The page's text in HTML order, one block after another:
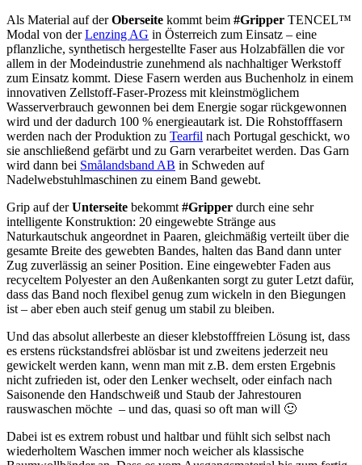
Als Material auf derOberseite kommt beim #Gripper TENCEL™
Modal von derLenzing AG in Österreich zum Einsatz – eine
pflanzliche, synthetisch hergestellte Faser aus Holzabfällen die vor
allem in der Modeindustrie zunehmend als nachhaltiger Werkstoff
zum Einsatz kommt. Diese Fasern werden aus Buchenholz in einem
innovativen Zellstoff-Faser-Prozess mit kleinstmöglichem
Wasserverbrauch gewonnen bei dem Energie sogar rückgewonnen
wird und der dadurch 100 % energieautark ist. Die Rohstofffasern
werden nach der Produktion zu Tearfil nach Portugal geschickt, wo
sie anschließend gefärbt und zu Garn verarbeitet werden. Das Garn
wird dann bei Smålandsband AB in Schweden auf
Nadelwebstuhlmaschinen zu einem Band gewebt.
Grip auf derUnterseite bekommt #Gripper durch eine sehr
intelligente Konstruktion: 20 eingewebte Stränge aus
Naturkautschuk angeordnet in Paaren, gleichmäßig verteilt über die
gesamte Breite des gewebten Bandes, halten das Band dann unter
Zug zuverlässig an seiner Position. Eine eingewebter Faden aus
recyceltem Polyester an den Außenkanten sorgt zu guter Letzt dafür,
dass das Band noch flexibel genug zum wickeln in den Biegungen
ist – aber eben auch steif genug um stabil zu bleiben.
Und das absolut allerbeste an dieser klebstofffreien Lösung ist, dass
es erstens rückstandsfrei ablösbar ist und zweitens jederzeit neu
gewickelt werden kann, wenn man mit z.B. dem ersten Ergebnis
nicht zufrieden ist, oder den Lenker wechselt, oder einfach nach
Saisonende den Handschweiß und Staub der Jahrestouren
rauswaschen möchte – und das, quasi so oft man will 🙂
Dabei ist es extrem robust und haltbar und fühlt sich selbst nach
wiederholtem Waschen immer noch weicher als klassische